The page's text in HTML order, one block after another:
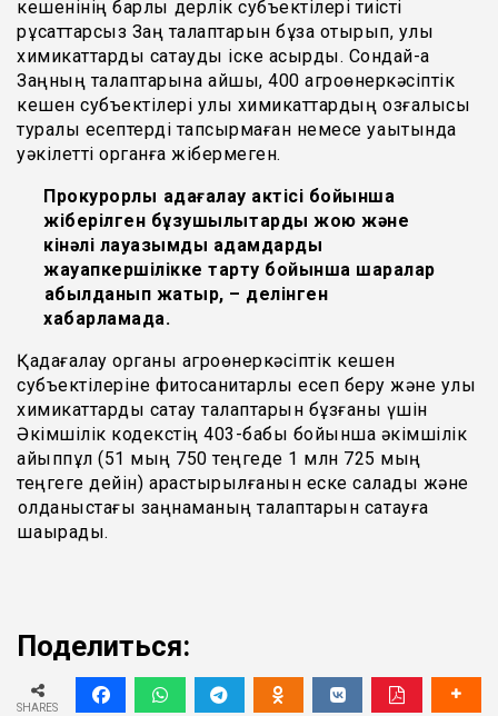
кешенінің барлық дерлік субъектілері тиісті
рұқсаттарсыз Заң талаптарын бұза отырып, улы
химикаттарды сақтауды іске асырды. Сондай-ақ
Заңның талаптарына қайшы, 400 агроөнеркәсіптік
кешен субъектілері улы химикаттардың қозғалысы
туралы есептерді тапсырмаған немесе уақытында
уәкілетті органға жібермеген.
Прокурорлық қадағалау актісі бойынша
жіберілген бұзушылықтарды жою және
кінәлі лауазымды адамдарды
жауапкершілікке тарту бойынша шаралар
қабылданып жатыр, – делінген
хабарламада.
Қадағалау органы агроөнеркәсіптік кешен
субъектілеріне фитосанитарлық есеп беру және улы
химикаттарды сақтау талаптарын бұзғаны үшін
Әкімшілік кодекстің 403-бабы бойынша әкімшілік
айыппұл (51 мың 750 теңгеде 1 млн 725 мың
теңгеге дейін) қарастырылғанын еске салады және
қолданыстағы заңнаманың талаптарын сақтауға
шақырады.
Поделиться:
SHARES